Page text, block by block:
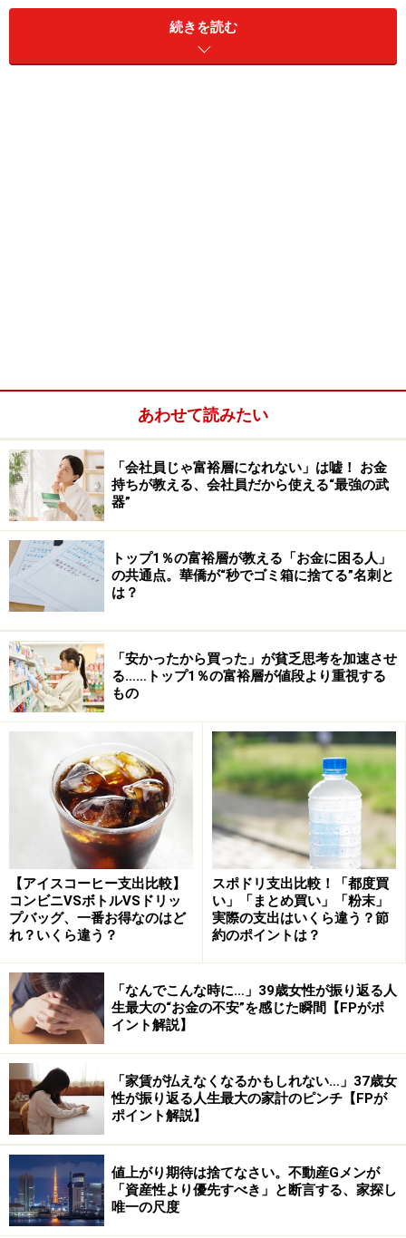
生活保護の申請が増加傾向に！うち約半数
が高齢の1人暮らし世帯
厚生労働省が公表した「生活保護の被保護者調査（令和
この背景には、年金だけでは生活費を賄うのが難しいと
いう現実があるのかもしれません。足りない分を働いて
補おうとしても、高齢になると体力や健康面で制約が増
え、思うように働けないこともあるでしょう。
また単身の高齢者は、頼れる家族が近くにいないケース
も多く、生活費や医療費の負担が重くのしかかります。
さらに、近年は食料品や光熱費など、日常生活に欠かせ
ない支出の物価が上昇しており、年金収入だけではやり
くりが厳しいという声も多く聞かれます。こうした理由
えられます。
出所：厚生労働省「生活保護の被保護者調査（令和7年2月分
概数）の結果」
生活保護・8つの扶助の1つ「生活扶助」と
は？
高齢の1人暮らし世帯の受給が増加している「生活保護
制度」。どのような制度なのか、内容を簡単に説明しま
続きを読む
あわせて読みたい
「会社員じゃ富裕層になれない」は嘘！ お金
持ちが教える、会社員だから使える“最強の武
器”
トップ1％の富裕層が教える「お金に困る人」
の共通点。華僑が“秒でゴミ箱に捨てる”名刺と
は？
「安かったから買った」が貧乏思考を加速させ
る……トップ1％の富裕層が値段より重視する
もの
【アイスコーヒー支出比較】
コンビニVSボトルVSドリッ
プバッグ、一番お得なのはど
れ？いくら違う？
スポドリ支出比較！「都度買
い」「まとめ買い」「粉末」
実際の支出はいくら違う？節
約のポイントは？
「なんでこんな時に…」39歳女性が振り返る人
生最大の“お金の不安”を感じた瞬間【FPがポ
イント解説】
「家賃が払えなくなるかもしれない…」37歳女
性が振り返る人生最大の家計のピンチ【FPが
ポイント解説】
値上がり期待は捨てなさい。不動産Gメンが
「資産性より優先すべき」と断言する、家探し
唯一の尺度